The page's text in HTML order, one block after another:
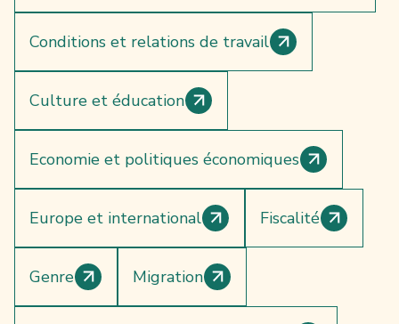
Conditions et relations de travail
Culture et éducation
Economie et politiques économiques
Europe et international Fiscalité
Genre Migration